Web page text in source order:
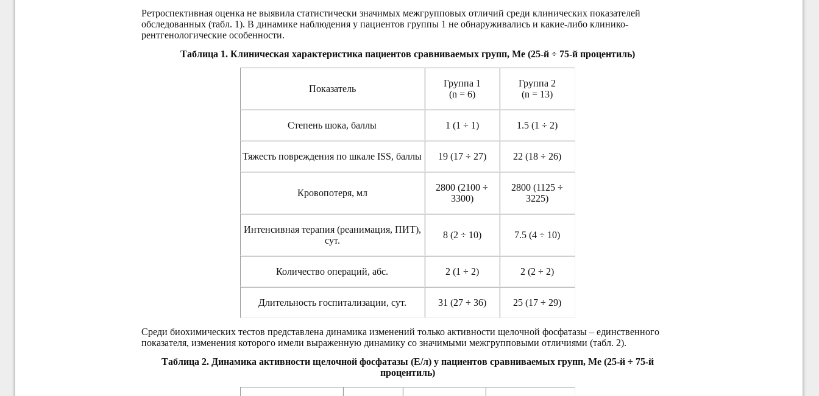
Ретроспективная оценка не выявила статистически значимых межгрупповых отличий среди клинических показателей
обследованных (табл. 1). В динамике наблюдения у пациентов группы 1 не обнаруживались и какие-либо клинико-
рентгенологические особенности.
Таблица 1. Клиническая характеристика пациентов сравниваемых групп, Ме (25-й ÷ 75-й процентиль)
Показатель
Группа 1
(n = 6)
Группа 2
(n= 13)
Степень шока, баллы 1 (1 ÷ 1) 1.5 (1 ÷ 2)
Тяжесть повреждения по шкале ISS, баллы 19 (17 ÷ 27) 22 (18 ÷ 26)
Кровопотеря, мл
2800 (2100 ÷
3300)
2800 (1125 ÷
3225)
Интенсивная терапия (реанимация, ПИТ),
сут.
8 (2 ÷ 10) 7.5 (4 ÷ 10)
Количество операций, абс. 2 (1 ÷ 2) 2 (2 ÷ 2)
Длительность госпитализации, сут. 31 (27 ÷ 36) 25 (17 ÷ 29)
Среди биохимических тестов представлена динамика изменений только активности щелочной фосфатазы – единственного
показателя, изменения которого имели выраженную динамику со значимыми межгрупповыми отличиями (табл. 2).
Таблица 2. Динамика активности щелочной фосфатазы (Е/л) у пациентов сравниваемых групп, Ме (25-й ÷ 75-й
процентиль)